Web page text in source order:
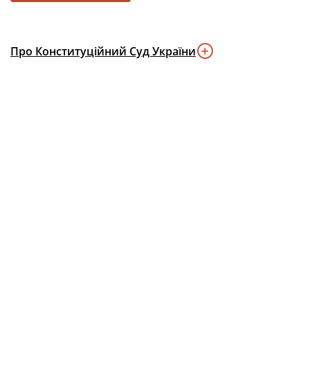
Про Конституційний Суд України